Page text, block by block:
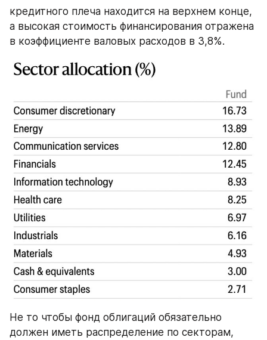
кредитного плеча находится на верхнем конце,
а высокая стоимость финансирования отражена
в коэффициенте валовых расходов в 3,8%.
Не то чтобы фонд облигаций обязательно
должен иметь распределение по секторам,